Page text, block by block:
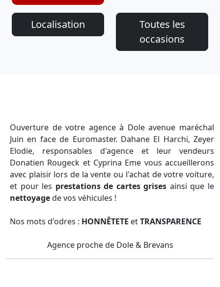
Localisation
Toutes les
occasions
Ouverture de votre agence à Dole avenue maréchal
Juin en face de Euromaster. Dahane El Harchi, Zeyer
Elodie, responsables d'agence et leur vendeurs
Donatien Rougeck et Cyprina Eme vous accueillerons
avec plaisir lors de la vente ou l'achat de votre voiture,
et pour les prestations de cartes grises ainsi que le
nettoyagede vos véhicules !
Nos mots d'odres : HONNÊTETE etTRANSPARENCE
Agence proche de Dole & Brevans